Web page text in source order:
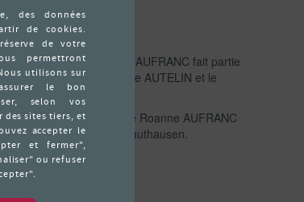
est réorganisé André AUFRANC fait partie
avec le capitaine AUTELIN et le
à Paris, mais en gare de Roanne AUFRANC
envoyés à Mauthausen.